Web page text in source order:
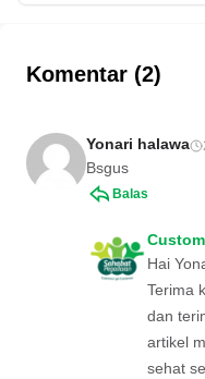
secara
Komentar (2)
Yonari halawa
Bsgus
Balas
Hai
Terima
dan
artikel
sehat